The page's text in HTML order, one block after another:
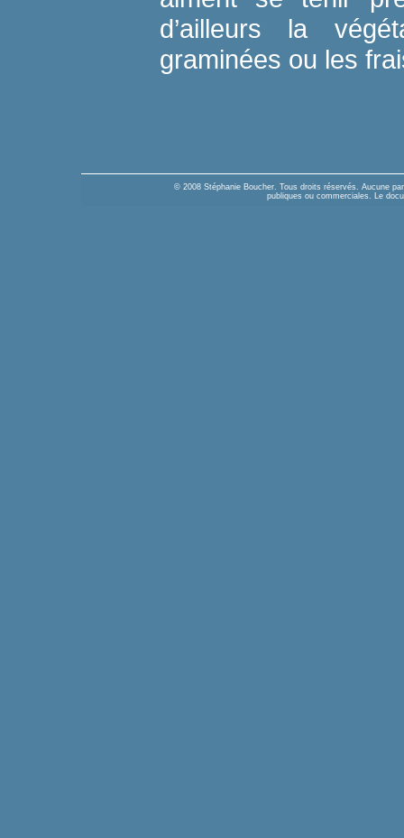
d’ailleurs la
graminées ou les
© 2008 Stéphanie Boucher. Tous droits réservés. Aucune
publiques ou commerciales. Le